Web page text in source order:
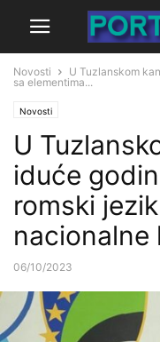
Novosti
U Tuzlanskom
sa elementima...
Novosti
U
iduće
romski
nacionalne
06/10/2023